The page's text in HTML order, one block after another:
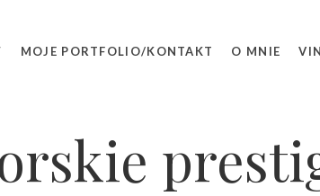
MOJE PORTFOLIO/KONTAKT O MNIE